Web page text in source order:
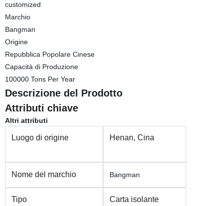
customized
Marchio
Bangman
Origine
Repubblica Popolare Cinese
Capacità di Produzione
100000 Tons Per Year
Descrizione del Prodotto
Attributi chiave
Altri attributi
Luogo di origine Henan, Cina
Nome del marchio Bangman
Tipo Carta isolante